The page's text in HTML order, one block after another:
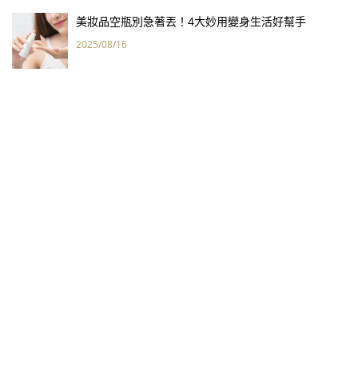
美妝品空瓶別急著丟！4大妙用變身生活好幫手
2025/08/16